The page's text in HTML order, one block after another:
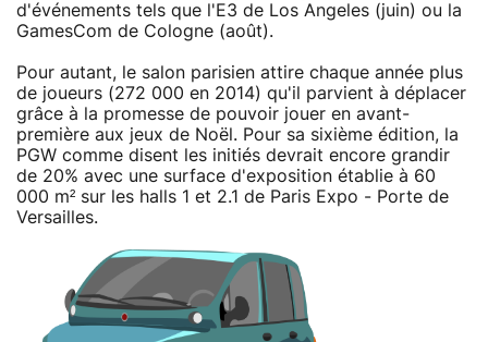
d'événements tels que l'E3 de Los Angeles (juin) ou la
GamesCom de Cologne (août).
Pour autant, le salon parisien attire chaque année plus
de joueurs (272 000 en 2014) qu'il parvient à déplacer
grâce à la promesse de pouvoir jouer en avant-
première aux jeux de Noël. Pour sa sixième édition, la
PGW comme disent les initiés devrait encore grandir
de 20% avec une surface d'exposition établie à 60
000 m² sur les halls 1 et 2.1 de Paris Expo - Porte de
Versailles.